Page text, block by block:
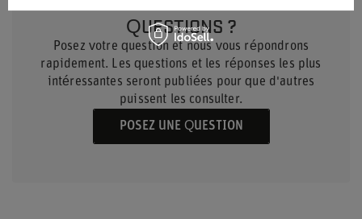
QUESTIONS ?
Posez votre question et nous vous répondrons
rapidement. Les questions et les réponses les plus
intéressantes seront publiées pour que d'autres
puissent les consulter.
POSEZ UNE QUESTION